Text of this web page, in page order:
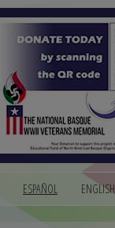
ESPAÑOL ENGLISH